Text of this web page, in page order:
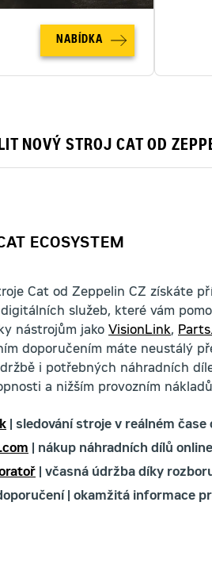
NABÍDKA
NOVÝ STROJ CAT OD
ECOSYSTEM
Cat od Zeppelin CZ získáte
služeb, které vám
nástrojům jako VisionLink,
doporučením máte neustálý
i potřebných náhradních
a nižším provozním
| sledování stroje v reálném čase
| nákup náhradních dílů
| včasná údržba díky
| okamžitá informace